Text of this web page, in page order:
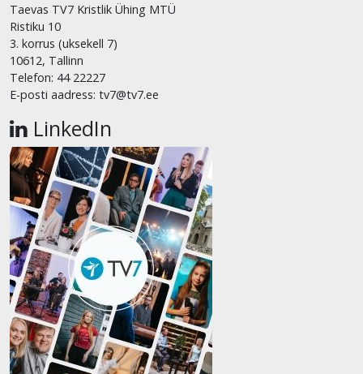
Taevas TV7 Kristlik Ühing MTÜ
Ristiku 10
3. korrus (uksekell 7)
10612, Tallinn
Telefon: 44 22227
E-posti aadress: tv7@tv7.ee
LinkedIn